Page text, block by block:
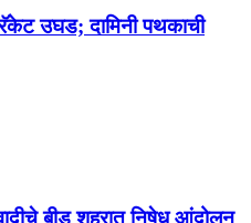
रॅकेट उघड; दामिनी पथकाची
बीड शहरात निषेध आंदोलन